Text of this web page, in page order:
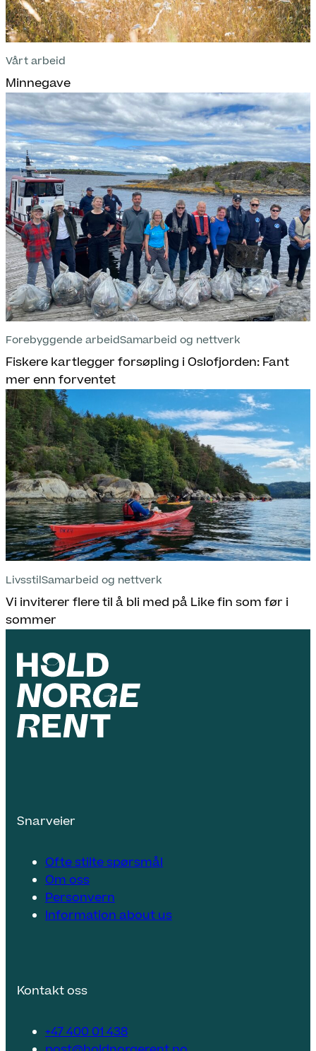
Vårt arbeid
Minnegave
Forebyggende arbeidSamarbeid og nettverk
Fiskere kartlegger forsøpling i Oslofjorden: Fant
mer enn forventet
LivsstilSamarbeid og nettverk
Vi inviterer flere til å bli med på Like fin som før i
sommer
Snarveier
Ofte stilte spørsmål
Om oss
Personvern
Information about us
Kontakt oss
+47 400 01 438